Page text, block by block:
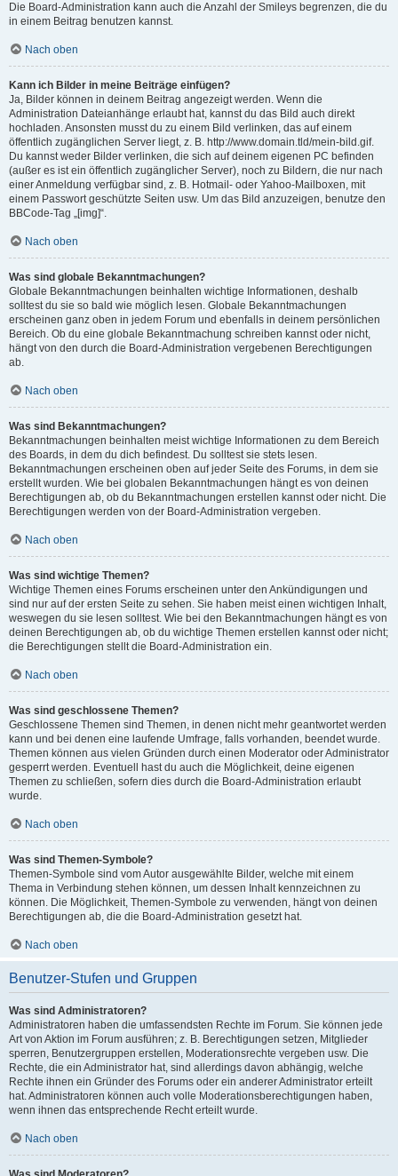
Die Board-Administration kann auch die Anzahl der Smileys begrenzen, die du
in einem Beitrag benutzen kannst.
Nach oben
Kann ich Bilder in meine Beiträge einfügen?
Ja, Bilder können in deinem Beitrag angezeigt werden. Wenn die
Administration Dateianhänge erlaubt hat, kannst du das Bild auch direkt
hochladen. Ansonsten musst du zu einem Bild verlinken, das auf einem
öffentlich zugänglichen Server liegt, z. B. http://www.domain.tld/mein-bild.gif.
Du kannst weder Bilder verlinken, die sich auf deinem eigenen PC befinden
(außer es ist ein öffentlich zugänglicher Server), noch zu Bildern, die nur nach
einer Anmeldung verfügbar sind, z. B. Hotmail- oder Yahoo-Mailboxen, mit
einem Passwort geschützte Seiten usw. Um das Bild anzuzeigen, benutze den
BBCode-Tag „[img]“.
Nach oben
Was sind globale Bekanntmachungen?
Globale Bekanntmachungen beinhalten wichtige Informationen, deshalb
solltest du sie so bald wie möglich lesen. Globale Bekanntmachungen
erscheinen ganz oben in jedem Forum und ebenfalls in deinem persönlichen
Bereich. Ob du eine globale Bekanntmachung schreiben kannst oder nicht,
hängt von den durch die Board-Administration vergebenen Berechtigungen
ab.
Nach oben
Was sind Bekanntmachungen?
Bekanntmachungen beinhalten meist wichtige Informationen zu dem Bereich
des Boards, in dem du dich befindest. Du solltest sie stets lesen.
Bekanntmachungen erscheinen oben auf jeder Seite des Forums, in dem sie
erstellt wurden. Wie bei globalen Bekanntmachungen hängt es von deinen
Berechtigungen ab, ob du Bekanntmachungen erstellen kannst oder nicht. Die
Berechtigungen werden von der Board-Administration vergeben.
Nach oben
Was sind wichtige Themen?
Wichtige Themen eines Forums erscheinen unter den Ankündigungen und
sind nur auf der ersten Seite zu sehen. Sie haben meist einen wichtigen Inhalt,
weswegen du sie lesen solltest. Wie bei den Bekanntmachungen hängt es von
deinen Berechtigungen ab, ob du wichtige Themen erstellen kannst oder nicht;
die Berechtigungen stellt die Board-Administration ein.
Nach oben
Was sind geschlossene Themen?
Geschlossene Themen sind Themen, in denen nicht mehr geantwortet werden
kann und bei denen eine laufende Umfrage, falls vorhanden, beendet wurde.
Themen können aus vielen Gründen durch einen Moderator oder Administrator
gesperrt werden. Eventuell hast du auch die Möglichkeit, deine eigenen
Themen zu schließen, sofern dies durch die Board-Administration erlaubt
wurde.
Nach oben
Was sind Themen-Symbole?
Themen-Symbole sind vom Autor ausgewählte Bilder, welche mit einem
Thema in Verbindung stehen können, um dessen Inhalt kennzeichnen zu
können. Die Möglichkeit, Themen-Symbole zu verwenden, hängt von deinen
Berechtigungen ab, die die Board-Administration gesetzt hat.
Nach oben
Benutzer-Stufen und Gruppen
Was sind Administratoren?
Administratoren haben die umfassendsten Rechte im Forum. Sie können jede
Art von Aktion im Forum ausführen; z. B. Berechtigungen setzen, Mitglieder
sperren, Benutzergruppen erstellen, Moderationsrechte vergeben usw. Die
Rechte, die ein Administrator hat, sind allerdings davon abhängig, welche
Rechte ihnen ein Gründer des Forums oder ein anderer Administrator erteilt
hat. Administratoren können auch volle Moderationsberechtigungen haben,
wenn ihnen das entsprechende Recht erteilt wurde.
Nach oben